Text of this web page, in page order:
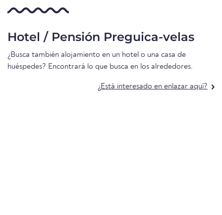
Hotel / Pensión Preguica-velas
¿Busca también alojamiento en un hotel o una casa de
huéspedes? Encontrará lo que busca en los alrededores.
¿Está interesado en enlazar aquí?